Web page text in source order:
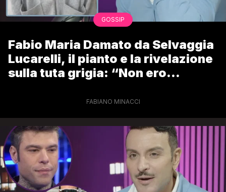
GOSSIP
Fabio Maria Damato da Selvaggia
Lucarelli, il pianto e la rivelazione
sulla tuta grigia: “Non ero
FABIANO MINACCI